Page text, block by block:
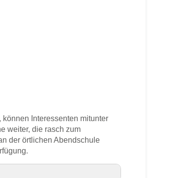
Interessenten mitunter
weiter, die rasch zum
der örtlichen Abendschule